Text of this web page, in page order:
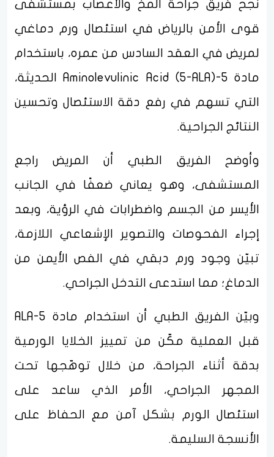
نجح فريق جراحة المخ والأعصاب بمستشفى
قوى الأمن بالرياض في استئصال ورم دماغي
لمريض في العقد السادس من عمره، باستخدام
مادة Aminolevulinic Acid (5-ALA)-5 الحديثة،
التي تسهم في رفع دقة الاستئصال وتحسين
النتائج الجراحية.
وأوضح الفريق الطبي أن المريض راجع
المستشفى، وهو يعاني ضعفًا في الجانب
الأيسر من الجسم واضطرابات في الرؤية، وبعد
إجراء الفحوصات والتصوير الإشعاعي اللازمة،
تبيّن وجود ورم دبقي في الفص الأيمن من
الدماغ؛ مما استدعى التدخل الجراحي.
وبيّن الفريق الطبي أن استخدام مادة ALA-5
قبل العملية مكّن من تمييز الخلايا الورمية
بدقة أثناء الجراحة، من خلال توهّجها تحت
المجهر الجراحي، الأمر الذي ساعد على
استئصال الورم بشكل آمن مع الحفاظ على
الأنسجة السليمة.